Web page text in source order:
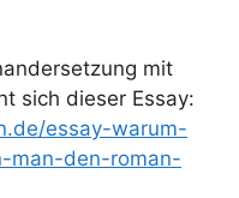
mit
sich dieser Essay:
essay-warum-
man-den-roman-